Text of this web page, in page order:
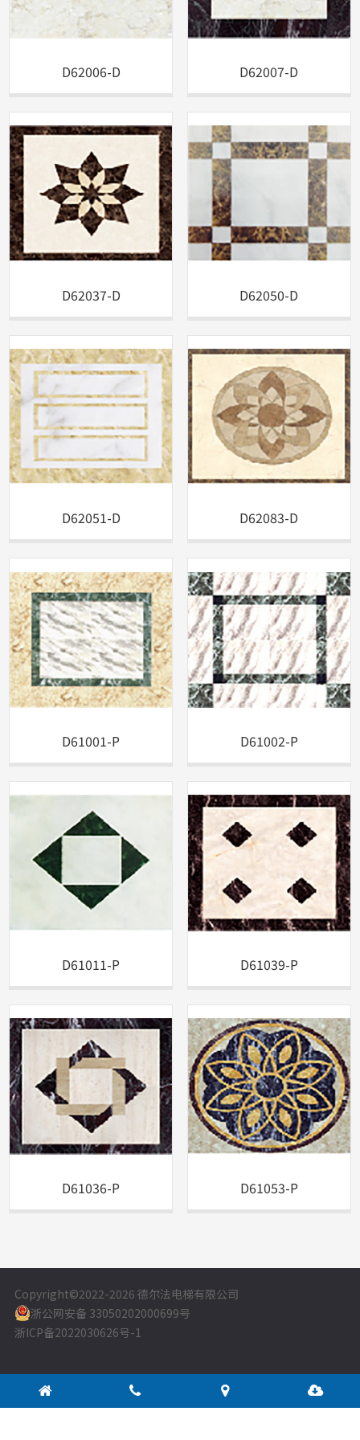
D62006-D D62007-D
D62037-D D62050-D
D62051-D D62083-D
D61001-P D61002-P
D61011-P D61039-P
D61036-P D61053-P
Copyright©2022-2026 德尔法电梯有限公司
浙公网安备 33050202000699号
浙ICP备2022030626号-1